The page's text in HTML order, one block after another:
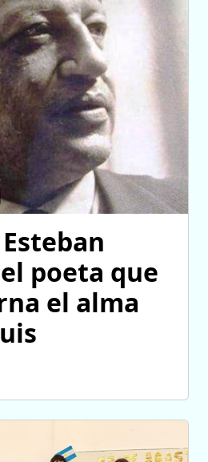
poeta que
el alma